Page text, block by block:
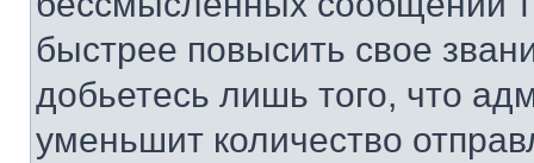
быстрее повысить свое
добьетесь лишь того, что
уменьшит количество